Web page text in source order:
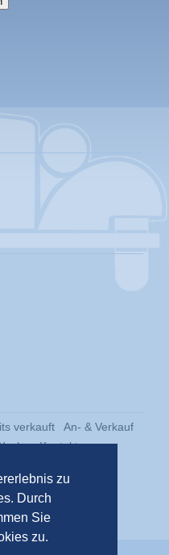
zu
Durch
Sie
zu.
verkauft
An- & Verkauf
Kontakt